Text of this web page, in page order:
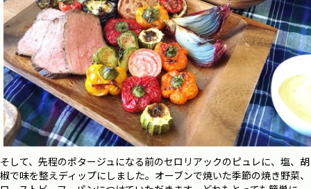
そして、先程のポタージュになる前のセロリアックのピュレに、塩、胡
椒で味を整えディップにしました。オーブンで焼いた季節の焼き野菜、